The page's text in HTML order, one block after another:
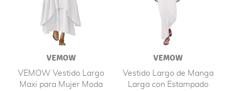
VEMOW
VEMOW Vestido Largo
Maxi para Mujer Moda
VEMOW
Vestido Largo de Manga
Larga con Estampado